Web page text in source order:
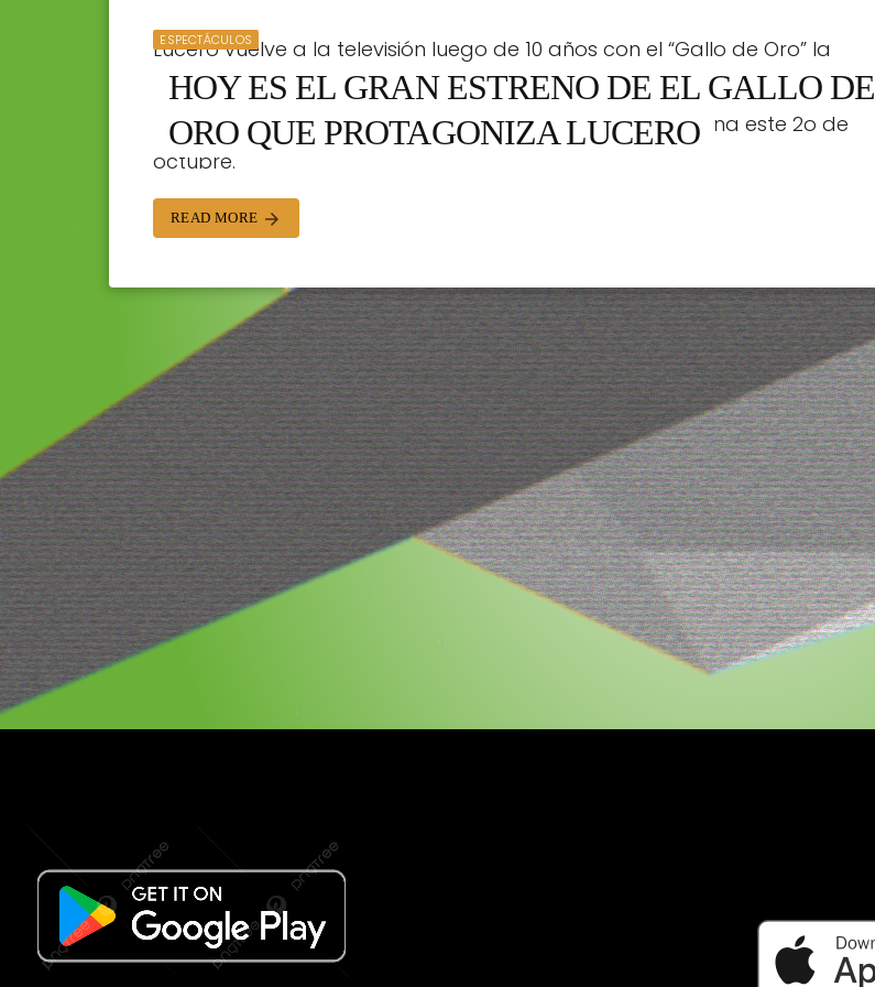
ESPECTÁCULOS
HOY ES EL GRAN ESTRENO DE EL GALLO DE
ORO QUE PROTAGONIZA LUCERO
Lucero vuelve a la televisión luego de 10 años con el “Gallo de Oro” la
famosa cantante regresa con una producción de Vix. los protagonizan
José Ron, Plutarco Haza. Serie original de Vix que se estrena este 2o de
octubre.
READ MORE arrow_forward